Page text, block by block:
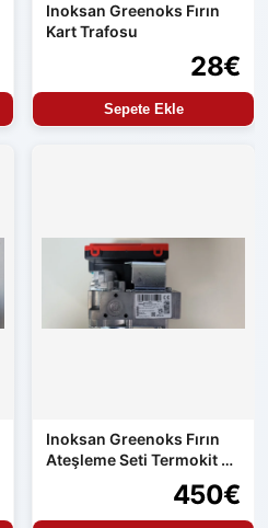
Inoksan Greenoks Fırın
Kart Trafosu
28€
Sepete Ekle
Inoksan Greenoks Fırın
Ateşleme Seti Termokit ve
450€